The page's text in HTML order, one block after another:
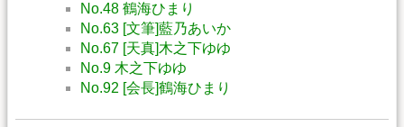
No.48 鶴海ひまり
No.63 [文筆]藍乃あいか
No.67 [天真]木之下ゆゆ
No.9 木之下ゆゆ
No.92 [会長]鶴海ひまり